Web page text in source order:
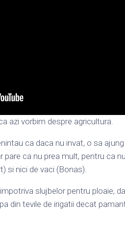
azi vorbim despre agricultura.
ca daca nu invat, o sa ajung
pare ca nu prea mult, pentru ca
si nici de vaci (Bonas).
slujbelor pentru ploaie,
din tevile de irigatii decat